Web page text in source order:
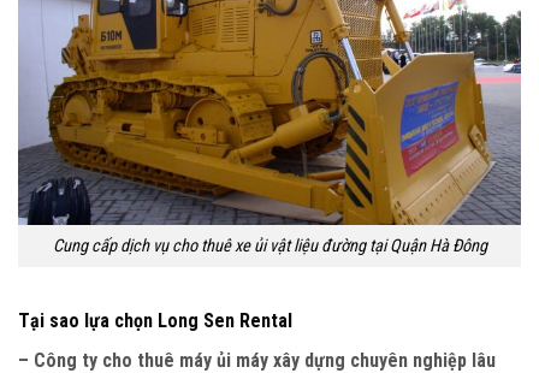
Cung cấp dịch vụ cho thuê xe ủi vật liệu đường tại Quận Hà Đông
Tại sao lựa chọn Long Sen Rental
– Công ty cho thuê máy ủi máy xây dựng chuyên nghiệp lâu